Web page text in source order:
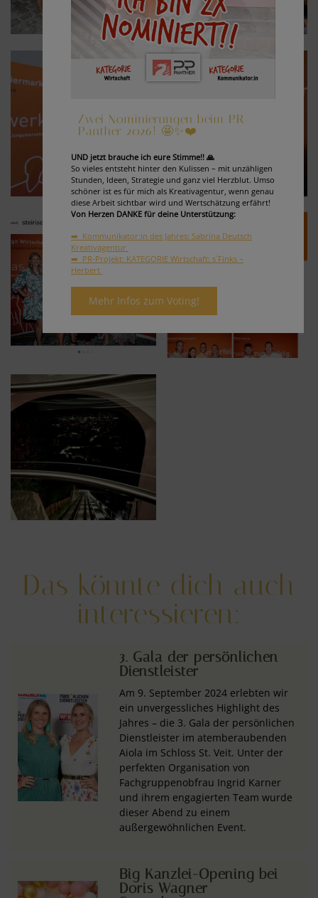
Das könnte dich auch
interessieren:
3. Gala der persönlichen
Dienstleister
Am 9. September 2024 erlebten wir
ein unvergessliches Highlight des
Jahres – die 3. Gala der persönlichen
Dienstleister im atemberaubenden
Aiola im Schloss St. Veit. Unter der
perfekten Organisation von
Fachgruppenobfrau Ingrid Karner
und ihrem engagierten Team wurde
dieser Abend zu einem
außergewöhnlichen Event.
Big Kanzlei-Opening bei
Doris Wagner
Zwei Nominierungen beim PR-
Panther 2026! 🤩✨❤️
UND jetzt brauche ich eure Stimme!! 🙏
So vieles entsteht hinter den Kulissen – mit unzähligen
Stunden, Ideen, Strategie und ganz viel Herzblut. Umso
schöner ist es für mich als Kreativagentur, wenn genau
diese Arbeit sichtbar wird und Wertschätzung erfährt!
Von Herzen DANKE für deine Unterstützung:
➡️ Kommunikator:in des Jahres: Sabrina Deutsch
Kreativagentur
➡️ PR-Projekt: KATEGORIE Wirtschaft: s´Finks –
Herbert
Mehr Infos zum Voting!